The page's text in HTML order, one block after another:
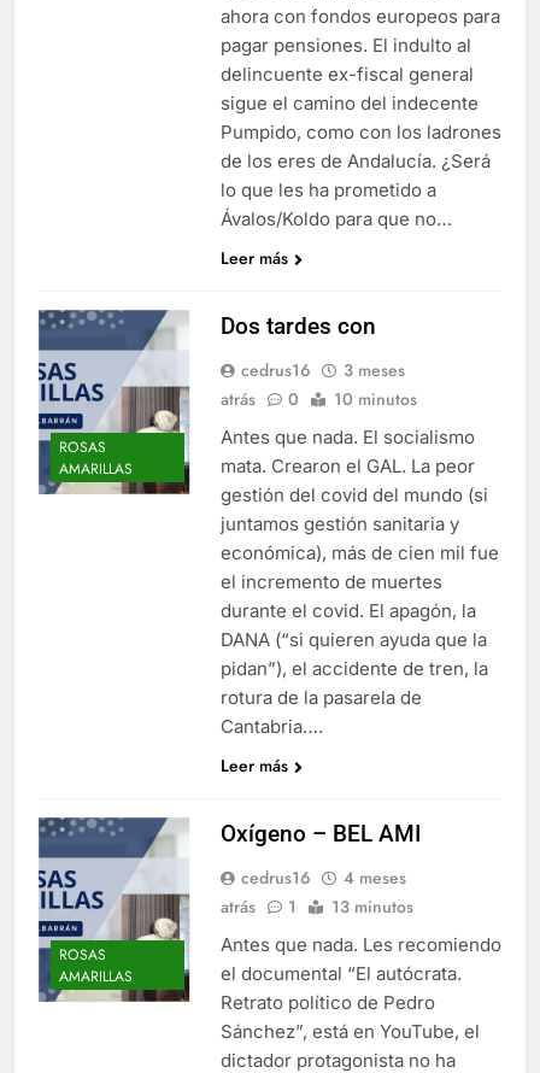
ahora con fondos europeos para
pagar pensiones. El indulto al
delincuente ex-fiscal general
sigue el camino del indecente
Pumpido, como con los ladrones
de los eres de Andalucía. ¿Será
lo que les ha prometido a
Ávalos/Koldo para que no…
Leer más
ROSAS
AMARILLAS
Dos tardes con
cedrus16
3 meses
atrás
0 10 minutos
Antes que nada. El socialismo
mata. Crearon el GAL. La peor
gestión del covid del mundo (si
juntamos gestión sanitaria y
económica), más de cien mil fue
el incremento de muertes
durante el covid. El apagón, la
DANA (“si quieren ayuda que la
pidan”), el accidente de tren, la
rotura de la pasarela de
Cantabria….
Leer más
ROSAS
AMARILLAS
Oxígeno – BEL AMI
cedrus16
4 meses
atrás
1 13 minutos
Antes que nada. Les recomiendo
el documental “El autócrata.
Retrato político de Pedro
Sánchez”, está en YouTube, el
dictador protagonista no ha